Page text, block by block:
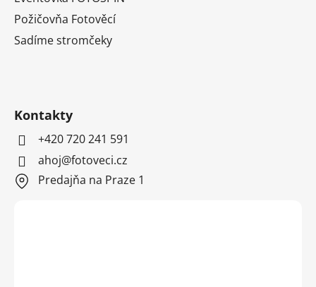
Požičovňa Fotověcí
Sadíme stromčeky
Kontakty
+420 720 241 591
ahoj@fotoveci.cz
Predajňa na Praze 1